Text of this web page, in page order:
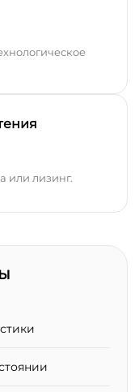
или лизинг.